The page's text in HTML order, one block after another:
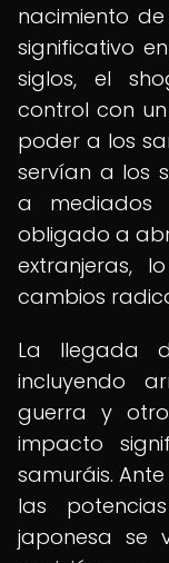
nacimiento
significativo
siglos, el
control con
poder a los
servían a los
a mediados
obligado a
extranjeras,
cambios
La llegada
incluyendo
guerra y
impacto
samuráis.
las
japonesa se